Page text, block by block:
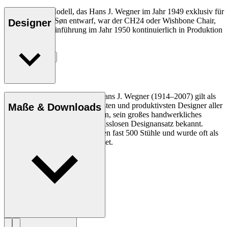
Das allererste Modell, das Hans J. Wegner im Jahr 1949 exklusiv für
Carl Hansen & Søn entwarf, war der CH24 oder Wishbone Chair,
der seit seiner Einführung im Jahr 1950 kontinuierlich in Produktion
Entdecke mehr
Designer
Der dänische Möbeldesigner Hans J. Wegner (1914–2007) gilt als
einer der kreativsten, innovativsten und produktivsten Designer aller
Zeiten und ist für seine Präzision, sein großes handwerkliches
Geschick und seinen kompromisslosen Designansatz bekannt.
Wegner entwarf in seinem Leben fast 500 Stühle und wurde oft als
der Meister des Stuhls bezeichnet.
Profil Hans J. Wegner
Maße & Downloads